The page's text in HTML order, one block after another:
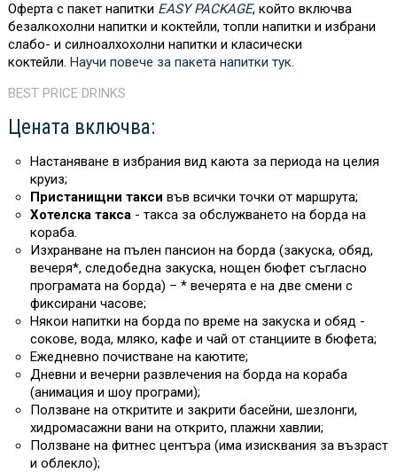
Оферта с пакет напитки EASY PACKAGE, който включва
безалкохолни напитки и коктейли, топли напитки и избрани
слабо- и силноалхохолни напитки и класически
коктейли. Научи повече за пакета напитки тук.
BEST PRICE DRINKS
Цената включва:
Настаняване в избрания вид каюта за периода на целия
круиз;
Пристанищни такси във всички точки от маршрута;
Хотелска такса - такса за обслужването на борда на
кораба.
Изхранване на пълен пансион на борда (закуска, обяд,
вечеря*, следобедна закуска, нощен бюфет съгласно
програмата на борда) – * вечерята е на две смени с
фиксирани часове;
Някои напитки на борда по време на закуска и обяд -
сокове, вода, мляко, кафе и чай от станциите в бюфета;
Ежедневно почистване на каютите;
Дневни и вечерни развлечения на борда на кораба
(анимация и шоу програми);
Ползване на откритите и закрити басейни, шезлонги,
хидромасажни вани на открито, плажни хавлии;
Ползване на фитнес центъра (има изисквания за възраст
и облекло);